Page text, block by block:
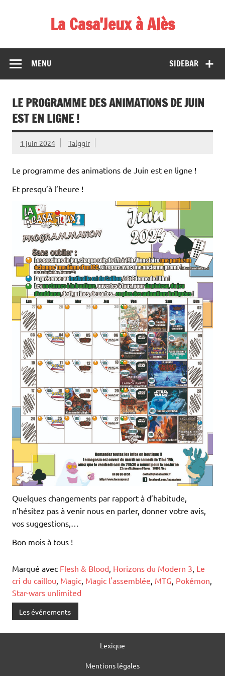
La Casa'Jeux à Alès
démos et de tournois
SIDEBAR
MENU
LE PROGRAMME DES ANIMATIONS DE JUIN
EST EN LIGNE !
1 juin 2024 Talggir
Le programme des animations de Juin est en ligne !
Et presqu’à l’heure !
Quelques changements par rapport à d’habitude,
n’hésitez pas à venir nous en parler, donner votre avis,
vos suggestions,…
Bon mois à tous !
Marqué avec Flesh & Blood Horizons du Modern 3 Le
cri du caillou Magic Magic l'assemblée MTG Pokémon
Star-wars unlimited
Les événements
Lexique
Mentions légales